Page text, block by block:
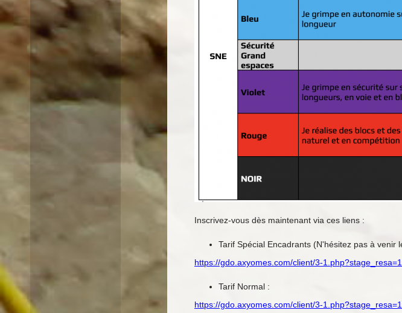
Inscrivez-vous dès maintenant via ces liens :
Tarif Spécial Encadrants (N'hésitez pas à
https://gdo.axyomes.com/client/3-
Tarif Normal :
https://gdo.axyomes.com/client/3-